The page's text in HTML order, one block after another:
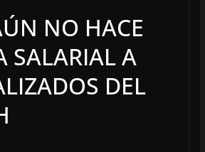
NO HACE
SALARIAL A
DEL